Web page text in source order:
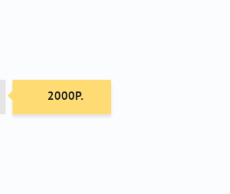
2000Р.